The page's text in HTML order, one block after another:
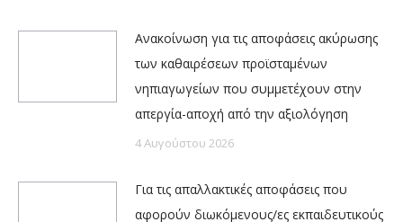
Ανακοίνωση για τις αποφάσεις ακύρωσης
των καθαιρέσεων προϊσταμένων
νηπιαγωγείων που συμμετέχουν στην
απεργία-αποχή από την αξιολόγηση
4 Αυγούστου 2026
Για τις απαλλακτικές αποφάσεις που
αφορούν διωκόμενους/ες εκπαιδευτικούς